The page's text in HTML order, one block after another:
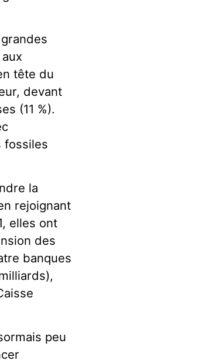
tête du
devant
(11 %).
fossiles
la
rejoignant
elles ont
des
banques
peu